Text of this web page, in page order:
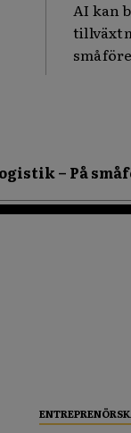
AI kan
– På